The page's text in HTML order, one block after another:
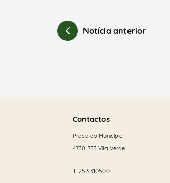
Notícia anterior
Contactos
Praça do Município
4730-733 Vila Verde
T. 253 310500